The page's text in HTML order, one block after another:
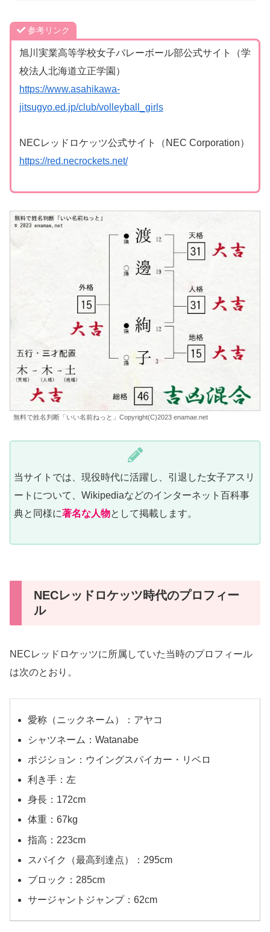
参考リンク
旭川実業高等学校女子バレーボール部公式サイト（学
校法人北海道立正学園）
https://www.asahikawa-
jitsugyo.ed.jp/club/volleyball_girls
NECレッドロケッツ公式サイト（NEC Corporation）
https://red.necrockets.net/
無料で姓名判断「いい名前ねっと」Copyright(C)2023 enamae.net
当サイトでは、現役時代に活躍し、引退した女子アスリ
ートについて、Wikipediaなどのインターネット百科事
典と同様に著名な人物として掲載します。
NECレッドロケッツ時代のプロフィー
ル
NECレッドロケッツに所属していた当時のプロフィール
は次のとおり。
愛称（ニックネーム）：アヤコ
シャツネーム：Watanabe
ポジション：ウイングスパイカー・リベロ
利き手：左
身長：172cm
体重：67kg
指高：223cm
スパイク（最高到達点）：295cm
ブロック：285cm
サージャントジャンプ：62cm